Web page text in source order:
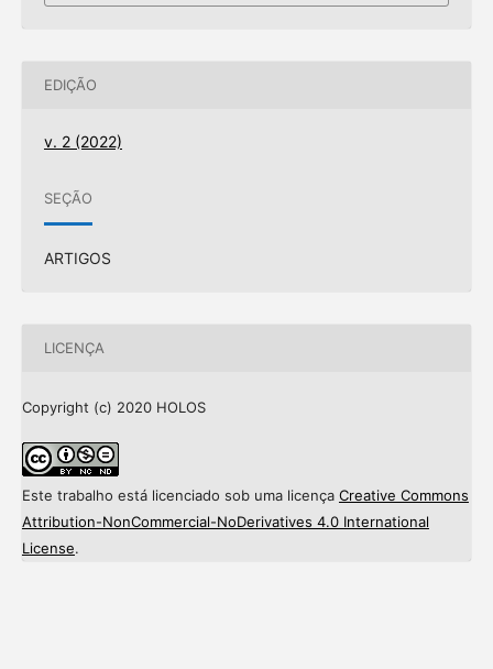
EDIÇÃO
v. 2 (2022)
SEÇÃO
ARTIGOS
LICENÇA
Copyright (c) 2020 HOLOS
Este trabalho está licenciado sob uma licença Creative Commons
Attribution-NonCommercial-NoDerivatives 4.0 International
License.